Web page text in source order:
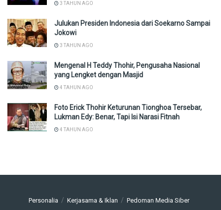
3 TAHUN AGO
Julukan Presiden Indonesia dari Soekarno Sampai
Jokowi
3 TAHUN AGO
Mengenal H Teddy Thohir, Pengusaha Nasional
yang Lengket dengan Masjid
4 TAHUN AGO
Foto Erick Thohir Keturunan Tionghoa Tersebar,
Lukman Edy: Benar, Tapi Isi Narasi Fitnah
4 TAHUN AGO
Personalia Kerjasama & Iklan Pedoman Media Siber